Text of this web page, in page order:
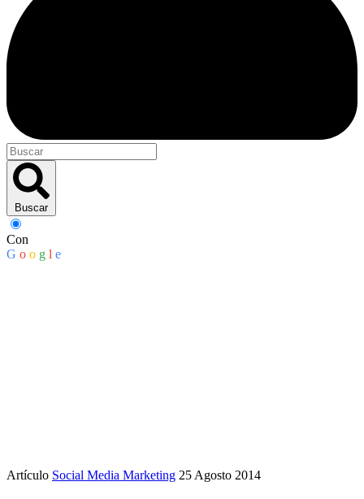
Buscar
Con
G o o g l e
Artículo Social Media Marketing 25 Agosto 2014